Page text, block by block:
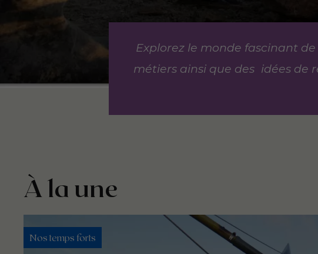
Explorez le monde fascinant
métiers ainsi que des idées de
À la une
Nos temps forts